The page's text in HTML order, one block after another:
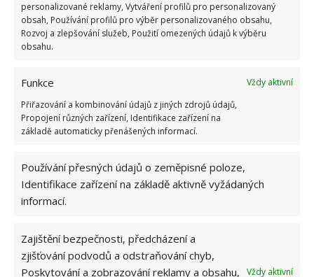
personalizované reklamy, Vytváření profilů pro personalizovaný
obsah, Používání profilů pro výběr personalizovaného obsahu,
Rozvoj a zlepšování služeb, Použití omezených údajů k výběru
obsahu.
Funkce
Vždy aktivní
Přiřazování a kombinování údajů z jiných zdrojů údajů,
Propojení různých zařízení, Identifikace zařízení na
základě automaticky přenášených informací.
Používání přesných údajů o zeměpisné poloze,
Identifikace zařízení na základě aktivně vyžádaných
informací.
Zajištění bezpečnosti, předcházení a
zjišťování podvodů a odstraňování chyb,
Poskytování a zobrazování reklamy a obsahu,
Vždy aktivní
Stačí se podívat dovnitř a dojde vám, že bydlet na
místě staré továrny má své kouzlo. I díky tomu, že lze
nabízí tento byt. Díky tomu je členěn na několik
segmentů, kde nechybí místo na práci, místo na
odpočinek, místo na setkání, ale i prostor kde má
každý své potřebné soukromí.